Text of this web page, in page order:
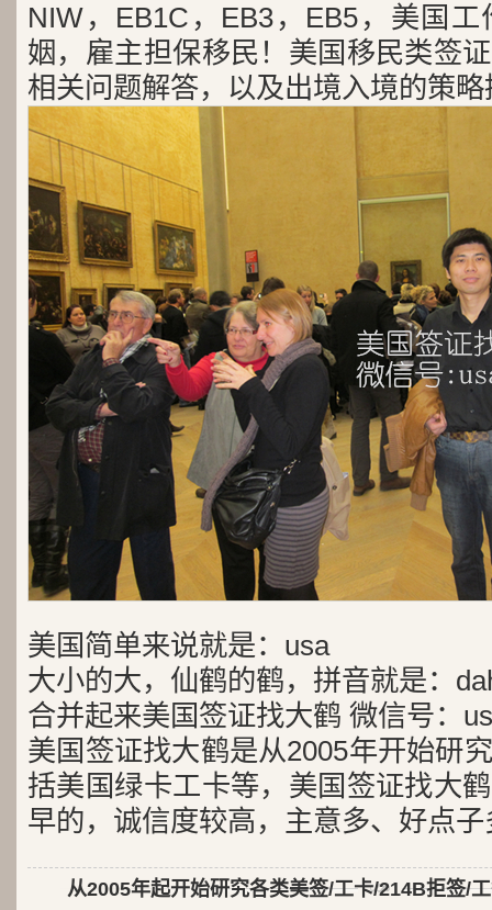
NIW，EB1C，EB3，EB5，美国
姻，雇主担保移民！美国移民类签
相关问题解答，以及出境入境的策
美国简单来说就是：usa
大小的大，仙鹤的鹤，拼音就是：
合并起来美国签证找大鹤 微信号：
美国签证找大鹤是从2005年开始研
括美国绿卡工卡等，美国签证找大
早的，诚信度较高，主意多、好点子
从2005年起开始研究各类美签/工卡/214B拒签/